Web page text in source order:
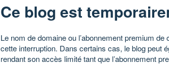
Ce blog est
Le nom de domaine ou l’abonnement premium
cette interruption. Dans certains cas, le blog peut
rendant son accès limité tant que l’abonnement